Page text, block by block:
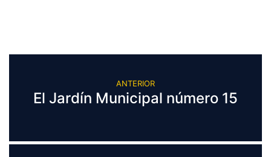
ANTERIOR
El Jardín Municipal número 15